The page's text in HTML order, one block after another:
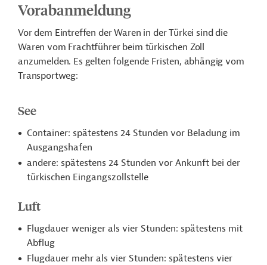
Vorabanmeldung
Vor dem Eintreffen der Waren in der Türkei sind die
Waren vom Frachtführer beim türkischen Zoll
anzumelden. Es gelten folgende Fristen, abhängig vom
Transportweg:
See
Container: spätestens 24 Stunden vor Beladung im
Ausgangshafen
andere: spätestens 24 Stunden vor Ankunft bei der
türkischen Eingangszollstelle
Luft
Flugdauer weniger als vier Stunden: spätestens mit
Abflug
Flugdauer mehr als vier Stunden: spätestens vier